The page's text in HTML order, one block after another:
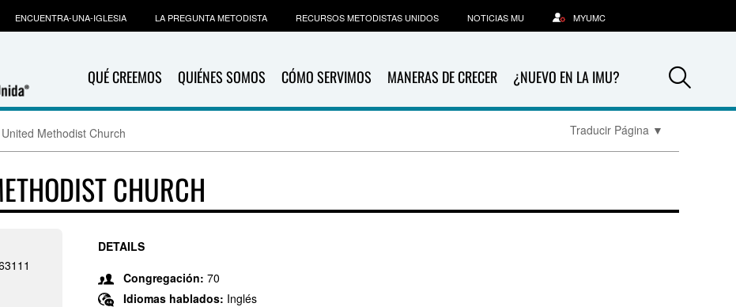
QUÉ CREEMOS QUIÉNES SOMOS CÓMO SERVIMOS MANERAS DE CRECER ¿NUEVO EN LA IMU?
ENCUENTRA-UNA-IGLESIA LA PREGUNTA METODISTA RECURSOS METODISTAS UNIDOS NOTICIAS MU MYUMC
Methodist Church Traducir Página ▼
CHURCH
DETAILS
Congregación: 70
Idiomas hablados: Inglés